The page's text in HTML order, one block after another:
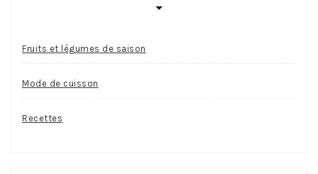
Fruits et légumes de saison
Mode de cuisson
Recettes